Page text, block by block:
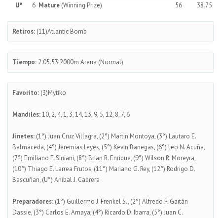
U°
6 Mature (Winning Prize) 56 38.75
Retiros: (11)Atlantic Bomb
Tiempo: 2.05.53 2000m Arena (Normal)
Favorito: (3)Mytiko
Mandiles:10, 2, 4, 1, 3, 14, 13, 9, 5, 12, 8, 7, 6
Jinetes: (1°) Juan Cruz Villagra, (2°) Martin Montoya, (3°) Lautaro E.
Balmaceda, (4°) Jeremias Leyes, (5°) Kevin Banegas, (6°) Leo N. Acuña,
(7°) Emiliano F. Siniani, (8°) Brian R. Enrique, (9°) Wilson R. Moreyra,
(10°) Thiago E. Larrea Frutos, (11°) Mariano G. Rey, (12°) Rodrigo D.
Bascuñan, (U°) Anibal J. Cabrera
Preparadores: (1°) Guillermo J. Frenkel S., (2°) Alfredo F. Gaitán
Dassie, (3°) Carlos E. Amaya, (4°) Ricardo D. Ibarra, (5°) Juan C.